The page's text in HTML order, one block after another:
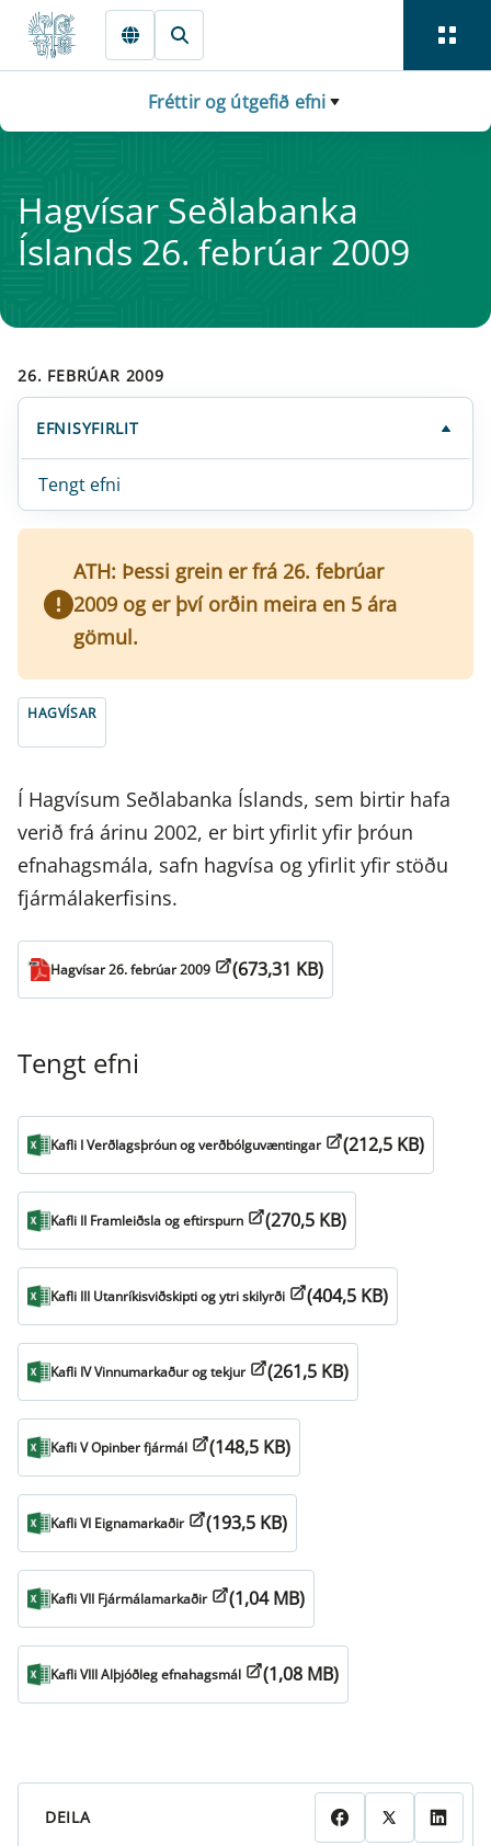
Fara beint í Meginmál
Fréttir og útgefið efni
Hag­vís­ar Seðlabanka
Íslands 26. fe­brú­ar 2009
26. FEBRÚAR 2009
EFNISYFIRLIT
Tengt efni
ATH: Þessi grein er frá 26. febrúar
2009 og er því orðin meira en 5 ára
gömul.
HAGVÍSAR
Í Hagvísum Seðlabanka Íslands, sem birtir hafa
verið frá árinu 2002, er birt yfirlit yfir þróun
efnahagsmála, safn hagvísa og yfirlit yfir stöðu
fjármálakerfisins.
Hagvísar 26. febrúar 2009 (673,31 KB)
Tengt efni
Kafli I Verðlagsþróun og verðbólguvæntingar (212,5 KB)
Kafli II Framleiðsla og eftirspurn (270,5 KB)
Kafli III Utanríkisviðskipti og ytri skilyrði (404,5 KB)
Kafli IV Vinnumarkaður og tekjur (261,5 KB)
Kafli V Opinber fjármál (148,5 KB)
Kafli VI Eignamarkaðir (193,5 KB)
Kafli VII Fjármálamarkaðir (1,04 MB)
Kafli VIII Alþjóðleg efnahagsmál (1,08 MB)
DEILA